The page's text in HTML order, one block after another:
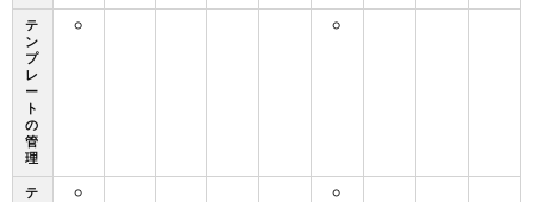
テ
ン
プ
レ
ー
ト
の
管
理
○ ○
テ
○ ○